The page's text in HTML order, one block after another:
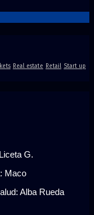
Real estate Retail Start up
G.
Maco
Alba Rueda